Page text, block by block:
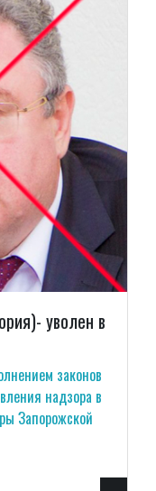
уволен в
законов
надзора в
Запорожской